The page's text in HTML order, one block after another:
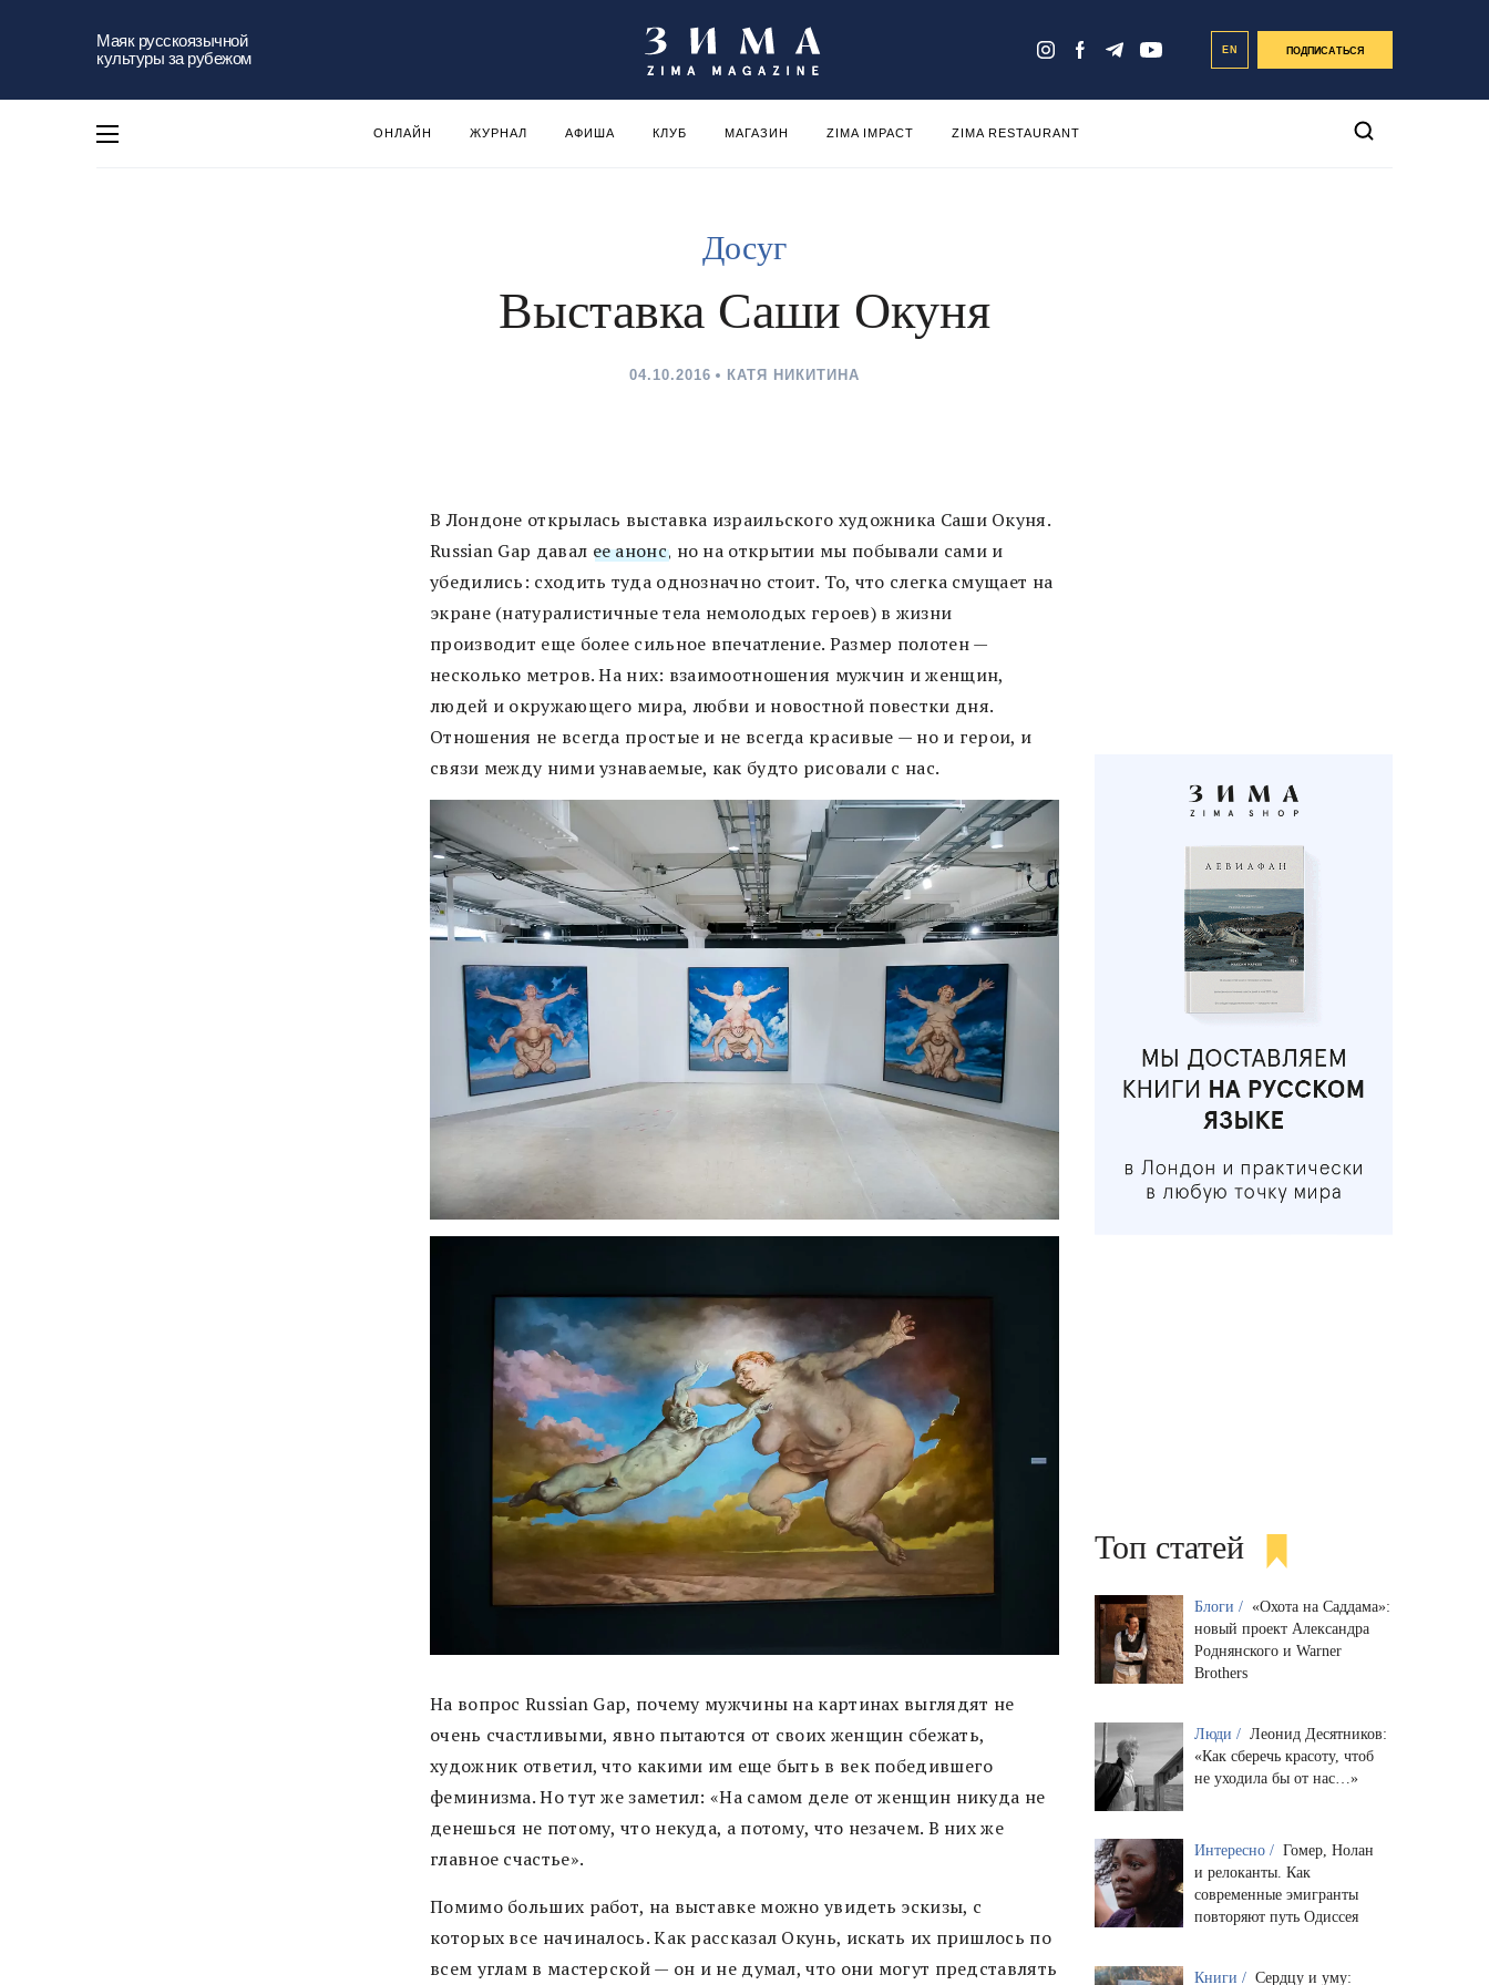
Маяк русскоязычной
культуры за рубежом
EN ПОДПИСАТЬСЯ
ОНЛАЙН ЖУРНАЛ АФИША КЛУБ МАГАЗИН ZIMA IMPACT ZIMA RESTAURANT
Досуг
Выставка Саши Окуня
04.10.2016 КАТЯ НИКИТИНА
В Лондоне открылась выставка израильского художника Саши Окуня.
Russian Gap давал ее анонс, но на открытии мы побывали сами и
убедились: сходить туда однозначно стоит. То, что слегка смущает на
экране (натуралистичные тела немолодых героев) в жизни
производит еще более сильное впечатление. Размер полотен —
несколько метров. На них: взаимоотношения мужчин и женщин,
людей и окружающего мира, любви и новостной повестки дня.
Отношения не всегда простые и не всегда красивые — но и герои, и
связи между ними узнаваемые, как будто рисовали с нас.
На вопрос Russian Gap, почему мужчины на картинах выглядят не
очень счастливыми, явно пытаются от своих женщин сбежать,
художник ответил, что какими им еще быть в век победившего
феминизма. Но тут же заметил: «На самом деле от женщин никуда не
денешься не потому, что некуда, а потому, что незачем. В них же
главное счастье».
Помимо больших работ, на выставке можно увидеть эскизы, с
которых все начиналось. Как рассказал Окунь, искать их пришлось по
всем углам в мастерской — он и не думал, что они могут представлять
Топ статей
Блоги / «Охота на Саддама»:
новый проект Александра
Роднянского и Warner
Brothers
Люди / Леонид Десятников:
«Как сберечь красоту, чтоб
не уходила бы от нас…»
Интересно / Гомер, Нолан
и релоканты. Как
современные эмигранты
повторяют путь Одиссея
Книги / Сердцу и уму: